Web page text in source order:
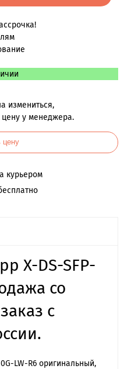
измениться,
цену у менеджера.
цену
курьером
X-DS-SFP-
со
с
LW-R6 оригинальный,